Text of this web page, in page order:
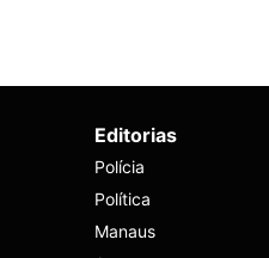
Editorias
Polícia
Política
Manaus